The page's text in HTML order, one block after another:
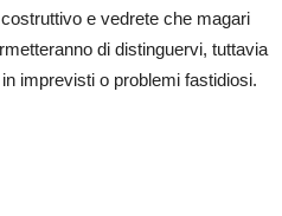
e vedrete che magari
di distinguervi, tuttavia
imprevisti o problemi fastidiosi.